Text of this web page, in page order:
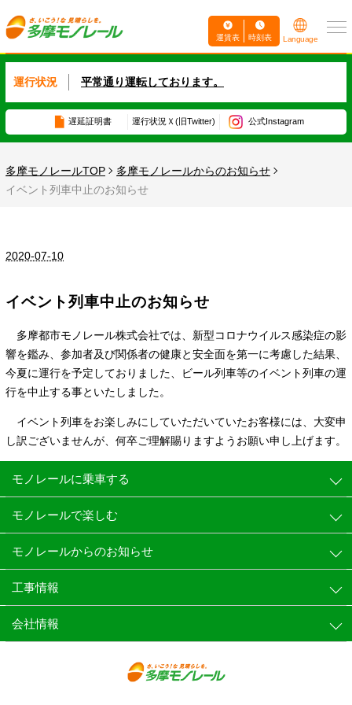
運賃表 時刻表 Language
運行状況 平常通り運転しております。
遅延証明書 運行状況 Ｘ(旧Twitter) 公式Instagram
多摩モノレールTOP
多摩モノレールからのお知らせ
イベント列車中止のお知らせ
2020-07-10
イベント列車中止のお知らせ
多摩都市モノレール株式会社では、新型コロナウイルス感染症の影
響を鑑み、参加者及び関係者の健康と安全面を第一に考慮した結果、
今夏に運行を予定しておりました、ビール列車等のイベント列車の運
行を中止する事といたしました。
イベント列車をお楽しみにしていただいていたお客様には、大変申
し訳ございませんが、何卒ご理解賜りますようお願い申し上げます。
モノレールに乗車する
モノレールで楽しむ
モノレールからのお知らせ
工事情報
会社情報